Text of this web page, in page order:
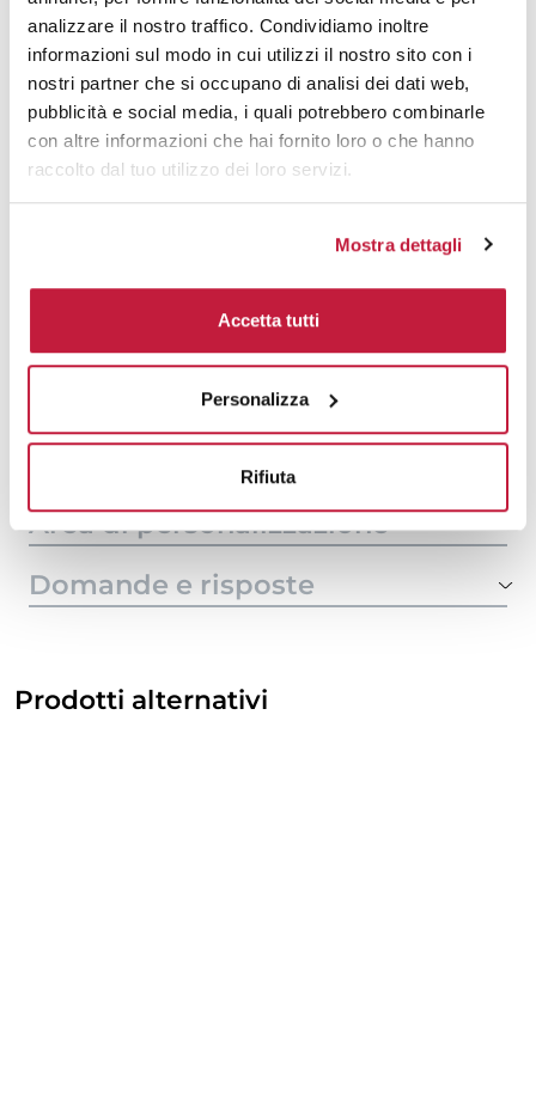
analizzare il nostro traffico. Condividiamo inoltre
informazioni sul modo in cui utilizzi il nostro sito con i
nostri partner che si occupano di analisi dei dati web,
pubblicità e social media, i quali potrebbero combinarle
con altre informazioni che hai fornito loro o che hanno
raccolto dal tuo utilizzo dei loro servizi.
Mostra dettagli
Accetta tutti
Personalizza
Rifiuta
200 € 4,92 € 6,33
500 € 4,45 € 4,62
1000 € 3,93 € 4,39
€ 3,99
€ 3,61
Tecniche di stampa
Area di personalizzazione
Domande e risposte
Prodotti alternativi